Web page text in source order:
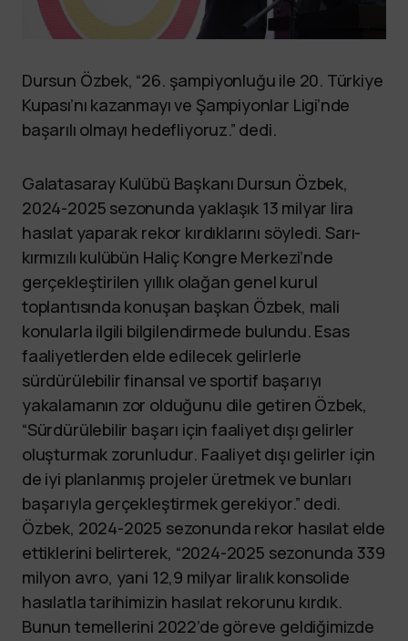
Dursun Özbek, “26. şampiyonluğu ile 20. Türkiye
Kupası’nı kazanmayı ve Şampiyonlar Ligi’nde
başarılı olmayı hedefliyoruz.” dedi.
Galatasaray Kulübü Başkanı Dursun Özbek,
2024-2025 sezonunda yaklaşık 13 milyar lira
hasılat yaparak rekor kırdıklarını söyledi. Sarı-
kırmızılı kulübün Haliç Kongre Merkezi’nde
gerçekleştirilen yıllık olağan genel kurul
toplantısında konuşan başkan Özbek, mali
konularla ilgili bilgilendirmede bulundu. Esas
faaliyetlerden elde edilecek gelirlerle
sürdürülebilir finansal ve sportif başarıyı
yakalamanın zor olduğunu dile getiren Özbek,
“Sürdürülebilir başarı için faaliyet dışı gelirler
oluşturmak zorunludur. Faaliyet dışı gelirler için
de iyi planlanmış projeler üretmek ve bunları
başarıyla gerçekleştirmek gerekiyor.” dedi.
Özbek, 2024-2025 sezonunda rekor hasılat elde
ettiklerini belirterek, “2024-2025 sezonunda 339
milyon avro, yani 12,9 milyar liralık konsolide
hasılatla tarihimizin hasılat rekorunu kırdık.
Bunun temellerini 2022’de göreve geldiğimizde